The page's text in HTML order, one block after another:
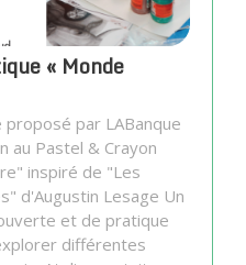
« Monde
par LABanque
au Pastel & Crayon
inspiré de "Les
d'Augustin Lesage Un
et de pratique
différentes